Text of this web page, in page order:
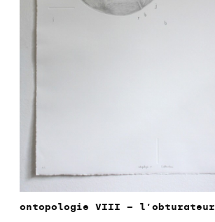
ontopologie VIII – l’obturateur